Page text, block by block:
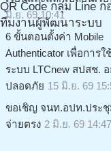
QR Code กลุ่ม Line
ทีมงานผู้พัฒนาระบบ
มิ.ย. 69 10:41
6 ขั้นตอนตั้งค่า Mobile
Authenticator เพื่อการใ
ระบบ LTCnew สปสช.
ปลอดภัย 15 มิ.ย. 69
ขอเชิญ จนท.อปท.ประชุ
จ่ายตรง 2 มิ.ย. 69 14:47